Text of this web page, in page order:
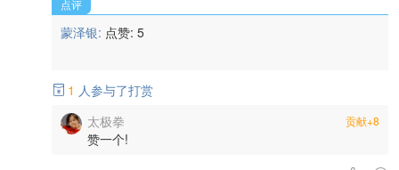
蒙泽银:点赞:5
赞一个!